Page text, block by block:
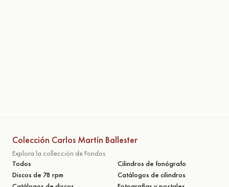
Colección Carlos Martín Ballester
Explora la collección de Fondos
Todos
Cilindros de fonógrafo
Discos de 78 rpm
Catálogos de cilindros